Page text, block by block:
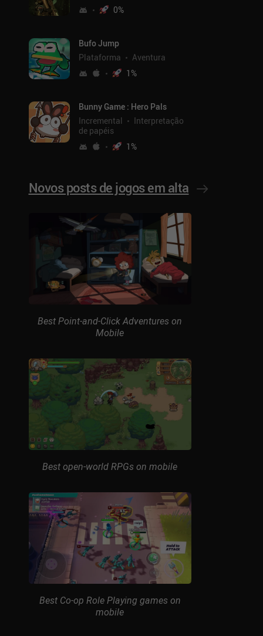
0%
Bufo Jump
Plataforma
Aventura
1%
Bunny Game : Hero Pals
Incremental
Interpretação
de papéis
1%
Novos posts de jogos em alta
Best Point-and-Click Adventures on
Mobile
Best open-world RPGs on mobile
Best Co-op Role Playing games on
mobile